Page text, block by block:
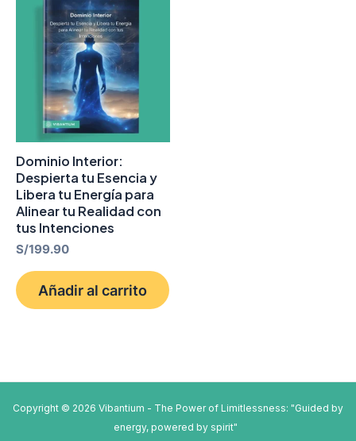
Dominio Interior:
Despierta tu Esencia y
Libera tu Energía para
Alinear tu Realidad con
tus Intenciones
S/199.90
Añadir al carrito
Copyright © 2026 Vibantium - The Power of Limitlessness: "Guided by
energy, powered by spirit"